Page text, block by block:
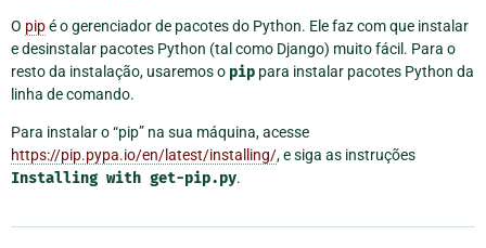
O pipé o gerenciador de pacotes do Python. Ele faz com que instalar
e desinstalar pacotes Python (tal como Django) muito fácil. Para o
resto da instalação, usaremos o pip para instalar pacotes Python da
linha de comando.
Para instalar o “pip” na sua máquina, acesse
https://pip.pypa.io/en/latest/installing/, e siga as instruções
Installing with get-pip.py.